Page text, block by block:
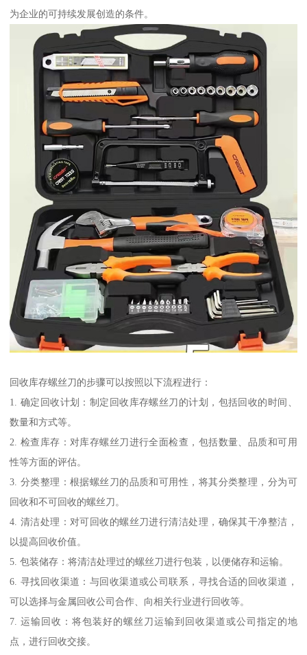
为企业的可持续发展创造的条件。
回收库存螺丝刀的步骤可以按照以下流程进行：
1. 确定回收计划：制定回收库存螺丝刀的计划，包括回收的时间、
数量和方式等。
2. 检查库存：对库存螺丝刀进行全面检查，包括数量、品质和可用
性等方面的评估。
3. 分类整理：根据螺丝刀的品质和可用性，将其分类整理，分为可
回收和不可回收的螺丝刀。
4. 清洁处理：对可回收的螺丝刀进行清洁处理，确保其干净整洁，
以提高回收价值。
5. 包装储存：将清洁处理过的螺丝刀进行包装，以便储存和运输。
6. 寻找回收渠道：与回收渠道或公司联系，寻找合适的回收渠道，
可以选择与金属回收公司合作、向相关行业进行回收等。
7. 运输回收：将包装好的螺丝刀运输到回收渠道或公司指定的地
点，进行回收交接。